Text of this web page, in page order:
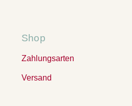
Shop
Zahlungsarten
Versand